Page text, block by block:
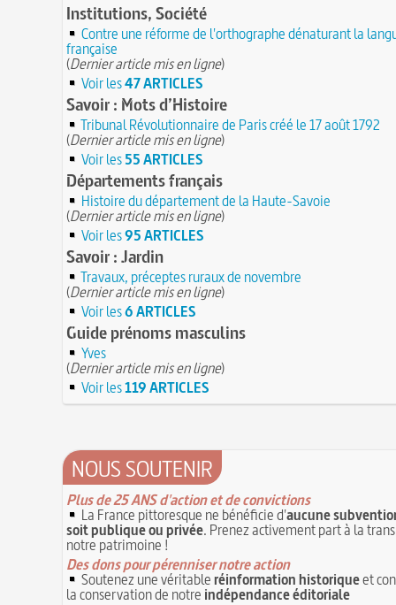
Institutions, Société
Contre une réforme de l'orthographe dénaturant la
française
(Dernier article mis en ligne)
Voir les47 ARTICLES
Savoir : Mots d’Histoire
Tribunal Révolutionnaire de Paris créé le 17 août 1792
(Dernier article mis en ligne)
Voir les55 ARTICLES
Départements français
Histoire du département de la Haute-Savoie
(Dernier article mis en ligne)
Voir les95 ARTICLES
Savoir : Jardin
Travaux, préceptes ruraux de novembre
(Dernier article mis en ligne)
Voir les6 ARTICLES
Guide prénoms masculins
Yves
(Dernier article mis en ligne)
Voir les119 ARTICLES
NOUS SOUTENIR
Plus de 25 ANS d'action et de convictions
La France pittoresque ne bénéficie d'aucune
soit publique ou privée. Prenez activement part à la
notre patrimoine !
Des dons pour pérenniser notre action
Soutenez une véritableréinformation historiqueet
la conservation de notre indépendance éditoriale